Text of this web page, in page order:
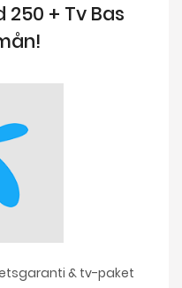
+ Tv Bas
& tv-paket